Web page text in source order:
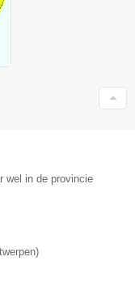
wel in de provincie
)